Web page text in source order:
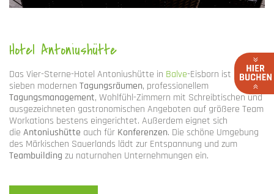
Hotel Antoniushütte
Das Vier-Sterne-Hotel Antoniushütte in Balve-Eisborn ist mit
sieben modernen Tagungsräumen, professionellem
Tagungsmanagement, Wohlfühl-Zimmern mit Schreibtischen und
ausgezeichneten gastronomischen Angeboten auf größere Team
Workations bestens eingerichtet. Außerdem eignet sich
die Antoniushütte auch für Konferenzen. Die schöne Umgebung
des Märkischen Sauerlands lädt zur Entspannung und zum
Teambuilding zu naturnahen Unternehmungen ein.